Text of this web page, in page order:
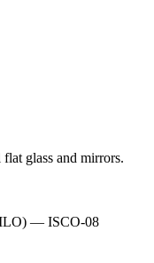
glass and mirrors.
— ISCO-08